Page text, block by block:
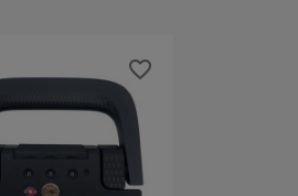
favorite_border